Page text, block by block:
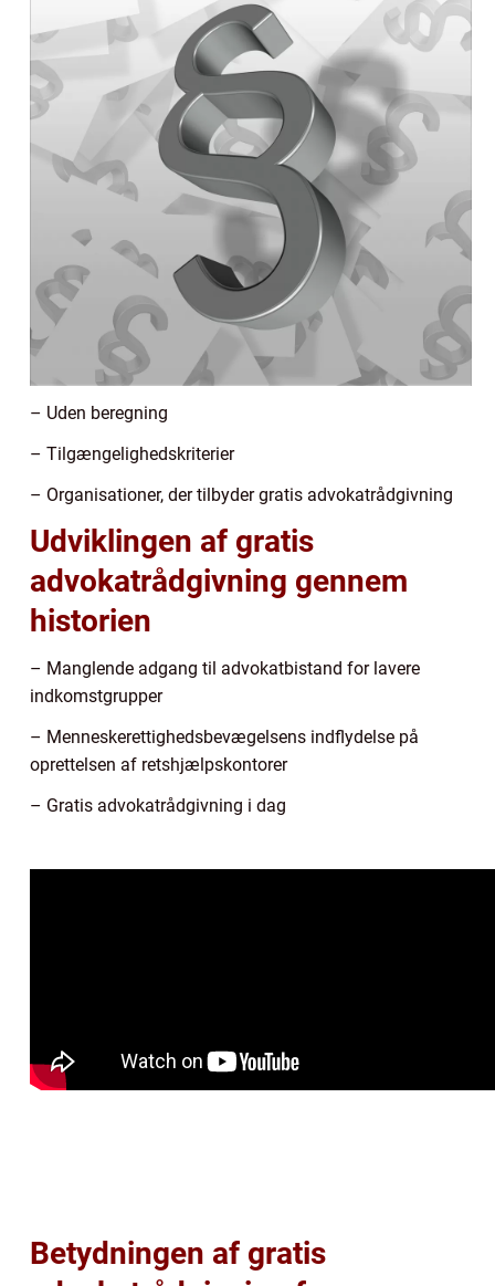
– Uden beregning
– Tilgængelighedskriterier
– Organisationer, der tilbyder gratis advokatrådgivning
Udviklingen af gratis
advokatrådgivning gennem
historien
– Manglende adgang til advokatbistand for lavere
indkomstgrupper
– Menneskerettighedsbevægelsens indflydelse på
oprettelsen af retshjælpskontorer
– Gratis advokatrådgivning i dag
Betydningen af gratis